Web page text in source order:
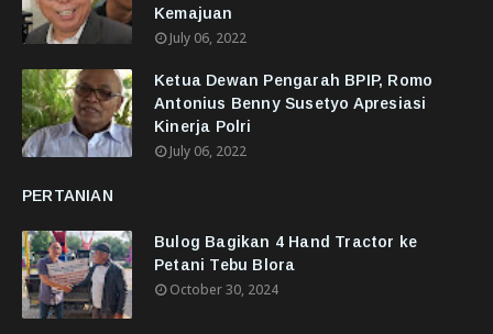
Kemajuan
July 06, 2022
Ketua Dewan Pengarah BPIP, Romo
Antonius Benny Susetyo Apresiasi
Kinerja Polri
July 06, 2022
PERTANIAN
Bulog Bagikan 4 Hand Tractor ke
Petani Tebu Blora
October 30, 2024